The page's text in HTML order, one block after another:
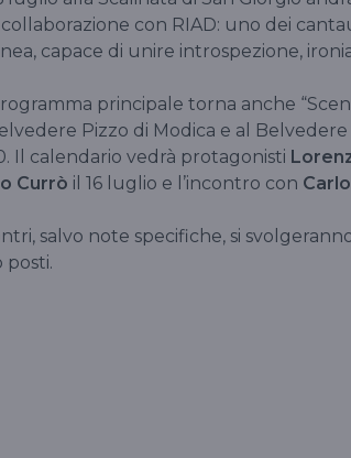
con RIAD: uno dei
capace di unire introspezione,
principale torna anche
Pizzo di Modica e al
Il calendario vedrà protagonisti
Currò il 16 luglio e l’incontro con
salvo note specifiche, si
posti.